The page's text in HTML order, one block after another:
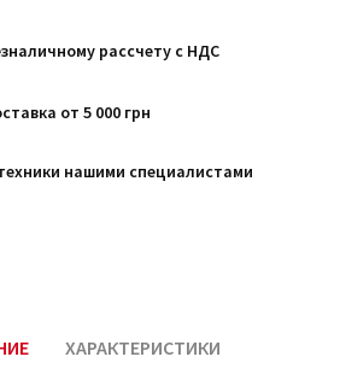
рассчету с НДС
от 5 000 грн
нашими специалистами
ХАРАКТЕРИСТИКИ